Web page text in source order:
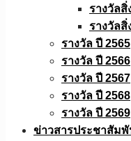
รางวัล
รางวัล
รางวัล ปี 2565
รางวัล ปี 2566
รางวัล ปี 2567
รางวัล ปี 2568
รางวัล ปี 2569
ข่าวสารประชาสัม